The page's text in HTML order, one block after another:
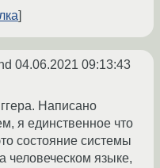
04.06.2021 09:13:43
Написано
я единственное что
состояние системы
человеческом языке,